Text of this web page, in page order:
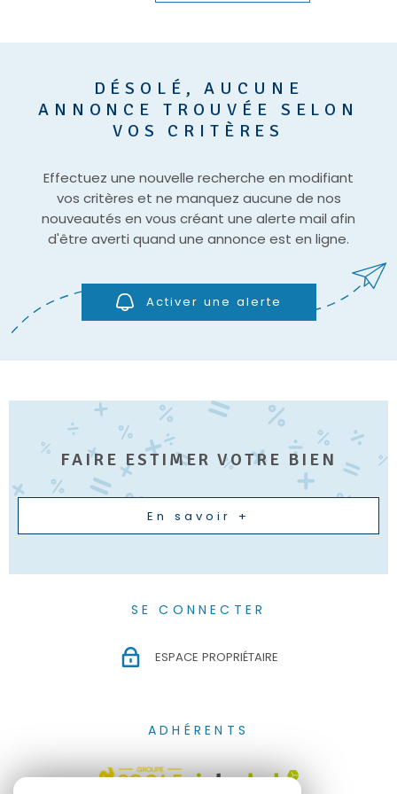
DÉSOLÉ, AUCUNE
ANNONCE TROUVÉE SELON
VOS CRITÈRES
Effectuez une nouvelle recherche en modifiant
vos critères et ne manquez aucune de nos
nouveautés en vous créant une alerte mail afin
d'être averti quand une annonce est en ligne.
Activer une alerte
FAIRE ESTIMER VOTRE BIEN
En savoir +
SE CONNECTER
ESPACE PROPRIÉTAIRE
ADHÉRENTS